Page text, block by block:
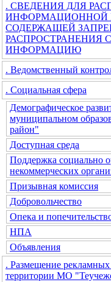
. СВЕДЕНИЯ ДЛЯ
ИНФОРМАЦИОННОЙ
СОДЕРЖАЩЕЙ
РАСПРОСТРАНЕНИЯ
ИНФОРМАЦИЮ
. Ведомственный
. Социальная сфера
Демографическое
муниципальном
район"
Доступная среда
Поддержка социально
некоммерческих
Призывная комиссия
Добровольчество
Опека и
НПА
Объявления
. Размещение
территории МО